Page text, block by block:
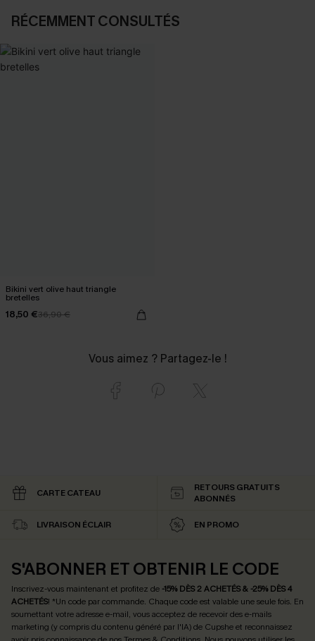
RÉCEMMENT CONSULTÉS
Bikini vert olive haut triangle
bretelles
18,50 €36,90 €
Vous aimez ? Partagez-le !
CARTE CATEAU
RETOURS GRATUITS
ABONNÉS
LIVRAISON ÉCLAIR EN PROMO
S'ABONNER ET OBTENIR LE CODE
Inscrivez-vous maintenant et profitez de -15% DÈS 2 ACHETÉS & -25% DÈS 4
ACHETÉS! *Un code par commande. Chaque code est valable une seule fois. En
soumettant votre adresse e-mail, vous acceptez de recevoir des e-mails
marketing (y compris du contenu généré par l'IA) de Cupshe et reconnaissez